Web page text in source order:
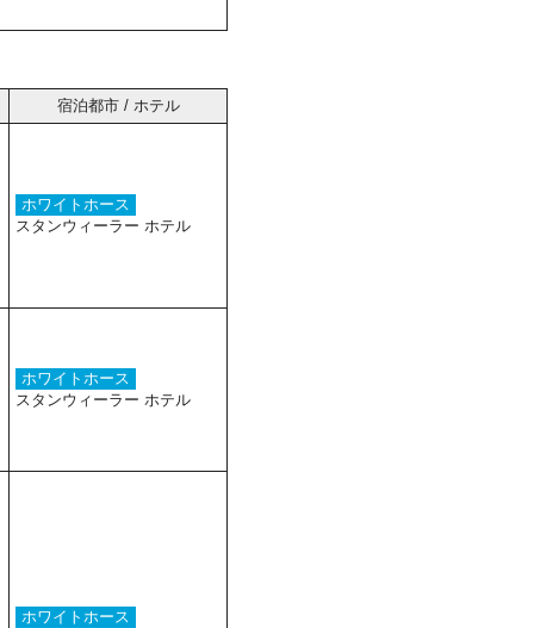
宿泊都市 / ホテル
ホワイトホース
スタンウィーラー ホテル
ホワイトホース
スタンウィーラー ホテル
ホワイトホース